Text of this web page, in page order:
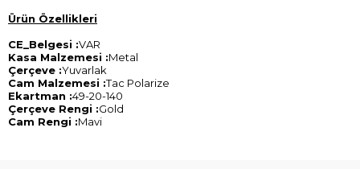
Ürün Özellikleri
CE_Belgesi :VAR
Kasa Malzemesi :Metal
Çerçeve :Yuvarlak
Cam Malzemesi :Tac Polarize
Ekartman :49-20-140
Çerçeve Rengi :Gold
Cam Rengi :Mavi